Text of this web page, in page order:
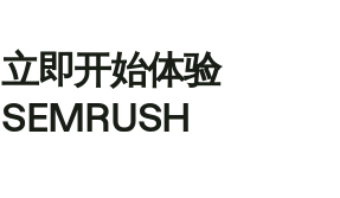
立即开始体验
SEMRUSH